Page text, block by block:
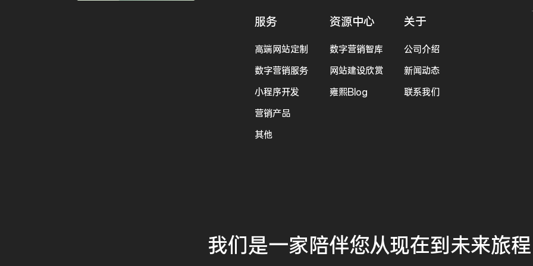
服务
高端网站定制
数字营销服务
小程序开发
营销产品
其他
资源中心
数字营销智库
网站建设欣赏
雍熙Blog
关于
公司介绍
新闻动态
联系我们
我们是一家陪伴您从现在到未来旅